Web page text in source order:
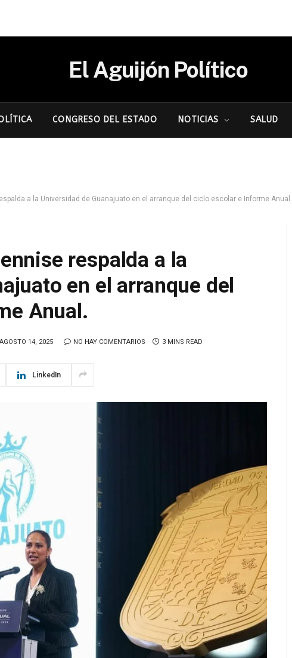
El Aguijón Político
CONGRESO DEL ESTADO NOTICIAS SALUD
a la Universidad de Guanajuato en el arranque del ciclo escolar e Informe Anual.
respalda a la
en el arranque del
Anual.
AGOSTO 14, 2025 NO HAY COMENTARIOS 3 MINS READ
LinkedIn